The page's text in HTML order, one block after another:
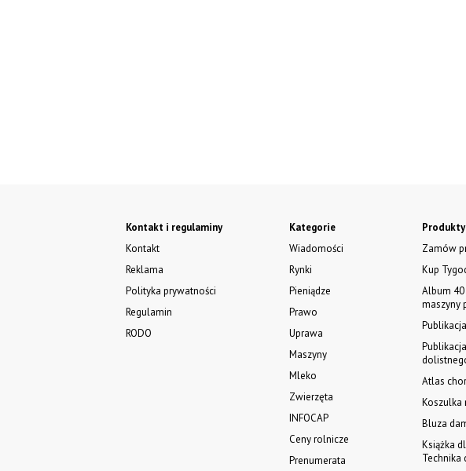
Kontakt i regulaminy
Kontakt
Reklama
Polityka prywatności
Regulamin
RODO
Kategorie
Wiadomości
Rynki
Pieniądze
Prawo
Uprawa
Maszyny
Mleko
Zwierzęta
INFOCAP
Ceny rolnicze
Prenumerata
Zamów
Kup
Album
maszyny
Atlas
Koszulka
Bluza
Książka
Technika